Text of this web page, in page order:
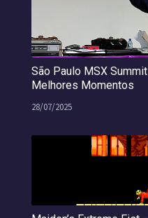
São Paulo MSX
Melhores Momentos
28/07/2025